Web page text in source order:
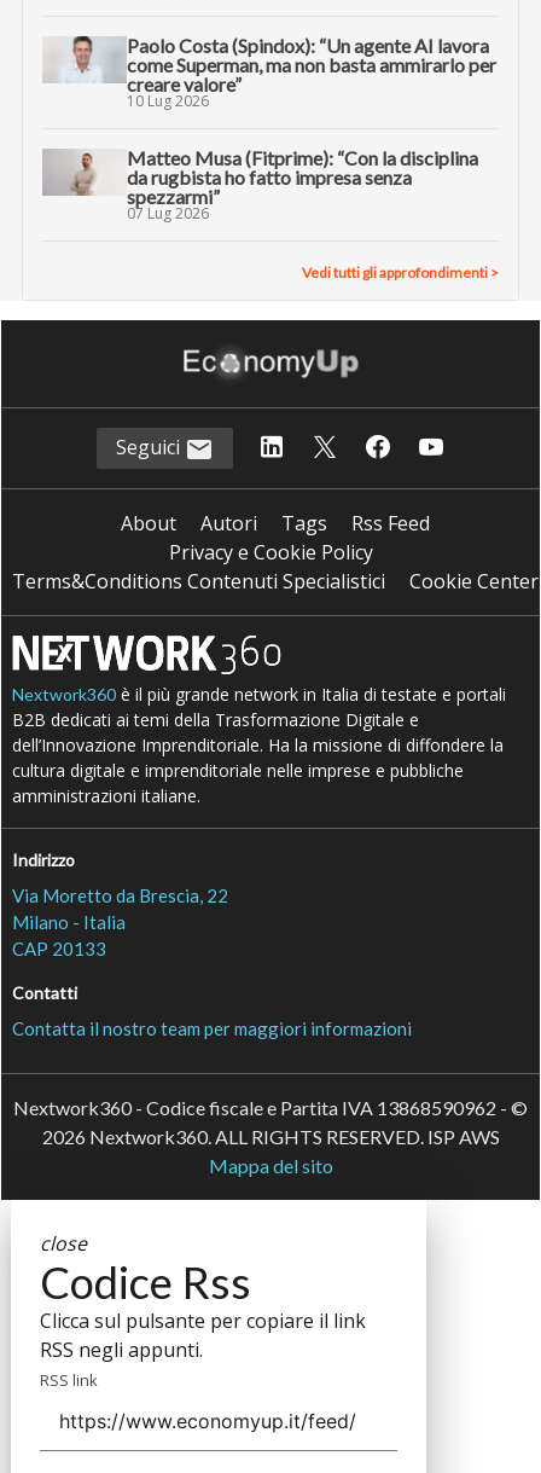
Paolo Costa (Spindox): “Un agente AI lavora
come Superman, ma non basta ammirarlo per
creare valore”
10 Lug 2026
Matteo Musa (Fitprime): “Con la disciplina
da rugbista ho fatto impresa senza
spezzarmi”
07 Lug 2026
Vedi tutti gli approfondimenti >
Seguici
About Autori Tags
Rss Feed
Privacy e Cookie Policy
Terms&Conditions Contenuti Specialistici
Cookie Center
Nextwork360 è il più grande network in Italia di testate e portali
B2B dedicati ai temi della Trasformazione Digitale e
dell’Innovazione Imprenditoriale. Ha la missione di diffondere la
cultura digitale e imprenditoriale nelle imprese e pubbliche
amministrazioni italiane.
Indirizzo
Via Moretto da Brescia, 22
Milano - Italia
CAP 20133
Contatti
Contatta il nostro team per maggiori informazioni
Nextwork360 - Codice fiscale e Partita IVA 13868590962 - ©
2026 Nextwork360. ALL RIGHTS RESERVED. ISP AWS
Mappa del sito
close
Codice Rss
Clicca sul pulsante per copiare il link
RSS negli appunti.
RSS link